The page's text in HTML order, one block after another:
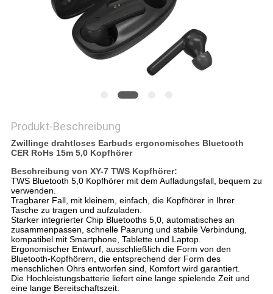
Produkt-Beschreibung
Zwillinge drahtloses Earbuds ergonomisches Bluetooth
CER RoHs 15m 5,0 Kopfhörer
Beschreibung von XY-7 TWS Kopfhörer:
TWS Bluetooth 5,0 Kopfhörer mit dem Aufladungsfall, bequem zu
verwenden.
Tragbarer Fall, mit kleinem, einfach, die Kopfhörer in Ihrer
Tasche zu tragen und aufzuladen.
Starker integrierter Chip Bluetooths 5,0, automatisches an
zusammenpassen, schnelle Paarung und stabile Verbindung,
kompatibel mit Smartphone, Tablette und Laptop.
Ergonomischer Entwurf, ausschließlich die Form von den
Bluetooth-Kopfhörern, die entsprechend der Form des
menschlichen Ohrs entworfen sind, Komfort wird garantiert.
Die Hochleistungsbatterie liefert eine lange spielende Zeit und
eine lange Bereitschaftszeit.